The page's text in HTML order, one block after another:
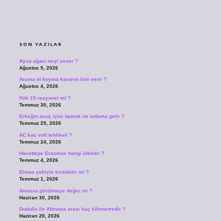
SON YAZILAR
Ayva ağacı neyi sever ?
Ağustos 5, 2026
Arama el koyma kararını kim verir ?
Ağustos 4, 2026
Kök 15 rasyonel mi ?
Temmuz 30, 2026
Erkeğin avuç içini öpmek ne anlama gelir ?
Temmuz 25, 2026
AC kaç volt tehlikeli ?
Temmuz 24, 2026
Hacettepe Erasmus hangi ülkeler ?
Temmuz 4, 2026
Elmas çekiçle kırılabilir mi ?
Temmuz 1, 2026
Amasra görülmeye değer mi ?
Haziran 30, 2026
Dudullu ile Altınova arası kaç kilometredir ?
Haziran 20, 2026